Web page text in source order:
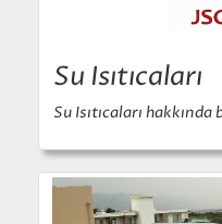
Su Isıtıcaları
Su Isıtıcaları hakkında